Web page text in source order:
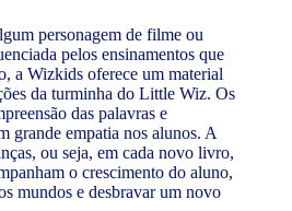
personagem de filme ou
pelos ensinamentos que
a Wizkids oferece um material
da turminha do Little Wiz. Os
das palavras e
grande empatia nos alunos. A
ou seja, em cada novo livro,
o crescimento do aluno,
mundos e desbravar um novo